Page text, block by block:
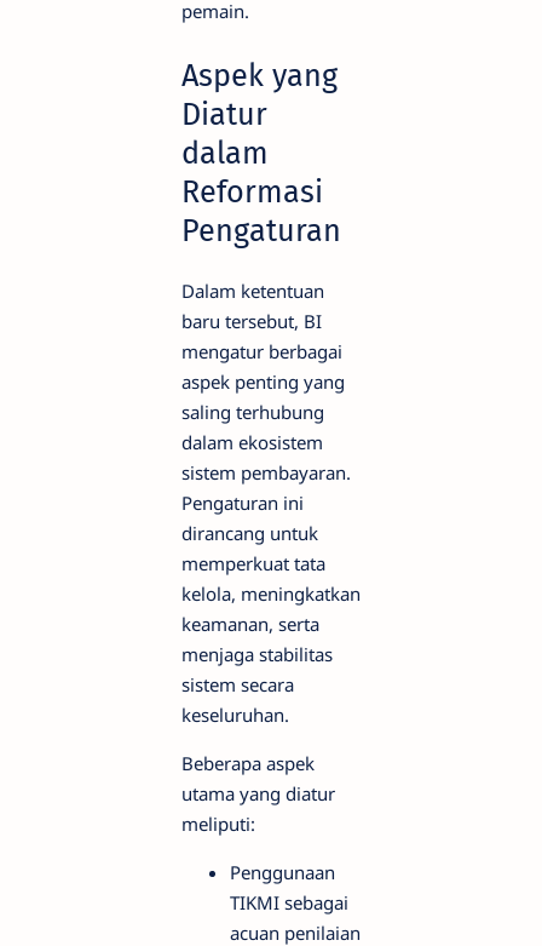
pemain.
Aspek yang
Diatur
dalam
Reformasi
Pengaturan
Dalam ketentuan
baru tersebut, BI
mengatur berbagai
aspek penting yang
saling terhubung
dalam ekosistem
sistem pembayaran.
Pengaturan ini
dirancang untuk
memperkuat tata
kelola, meningkatkan
keamanan, serta
menjaga stabilitas
sistem secara
keseluruhan.
Beberapa aspek
utama yang diatur
meliputi:
Penggunaan
TIKMI sebagai
acuan penilaian